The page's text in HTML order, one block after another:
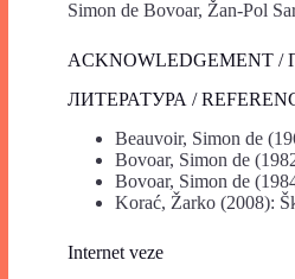
Simon de Bovoar, Žan-Pol
ACKNOWLEDGEMENT /
ЛИТЕРАТУРА /
Beauvoir, Simon de
Bovoar, Simon de
Bovoar, Simon de
Korać, Žarko (2008):
Internet veze